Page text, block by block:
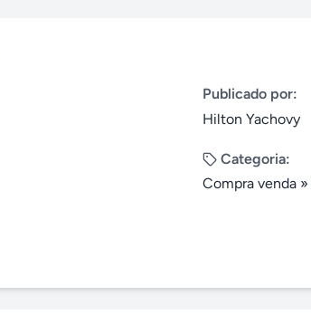
Publicado por:
Hilton Yachovy
Categoria:
Compra venda »